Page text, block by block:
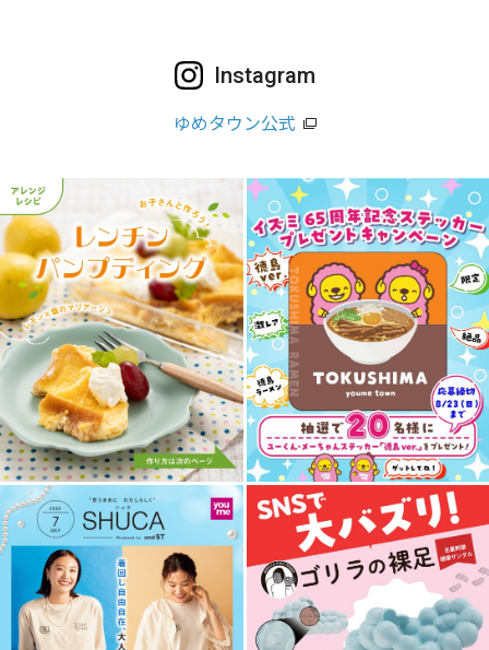
Instagram
ゆめタウン公式